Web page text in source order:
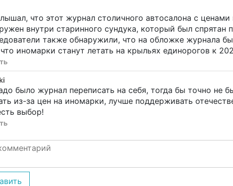
что этот журнал столичного автосалона с
внутри старинного сундука, который был
также обнаружили, что на обложке журнала
иномарки станут летать на крыльях единорогов к
было журнал переписать на себя, тогда бы точно не
из-за цен на иномарки, лучше поддерживать
выбор!